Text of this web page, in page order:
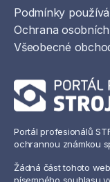
Podmínky
Ochrana
Všeobecné
Portál profesionálů
ochrannou známkou
Žádná část tohoto